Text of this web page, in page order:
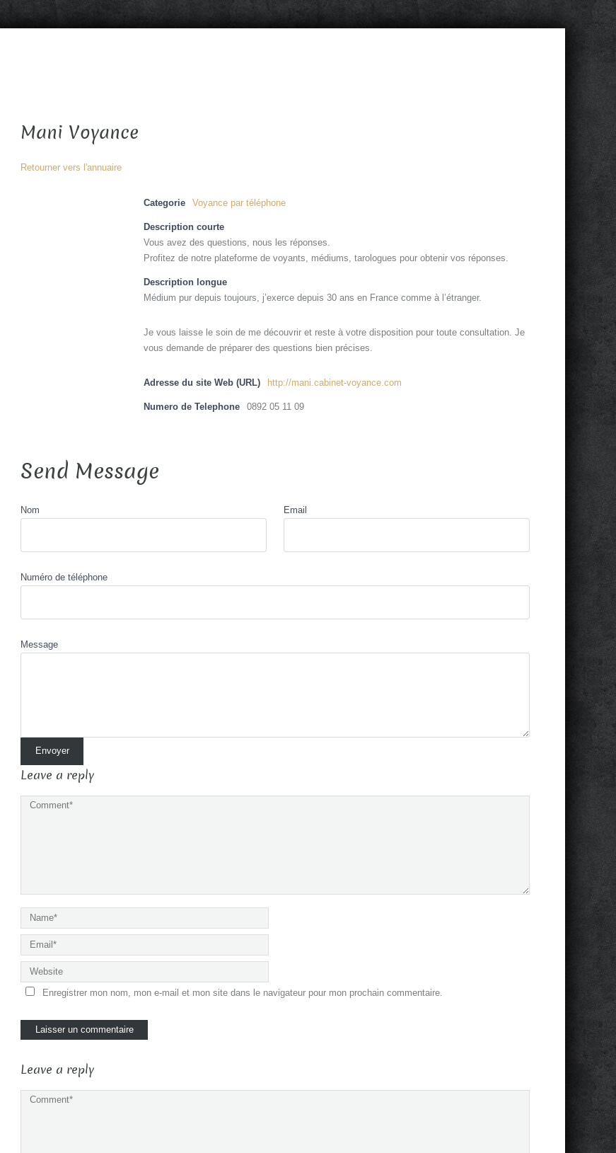
Mani Voyance
Retourner vers l'annuaire
Categorie Voyance par téléphone
Description courte
Vous avez des questions, nous les réponses.
Profitez de notre plateforme de voyants, médiums, tarologues pour obtenir vos réponses.
Description longue
Médium pur depuis toujours, j’exerce depuis 30 ans en France comme à l’étranger.
Je vous laisse le soin de me découvrir et reste à votre disposition pour toute consultation. Je
vous demande de préparer des questions bien précises.
Adresse du site Web (URL) http://mani.cabinet-voyance.com
Numero de Telephone 0892 05 11 09
Send Message
Nom Email
Numéro de téléphone
Message
Leave a reply
Enregistrer mon nom, mon e-mail et mon site dans le navigateur pour mon prochain commentaire.
Leave a reply